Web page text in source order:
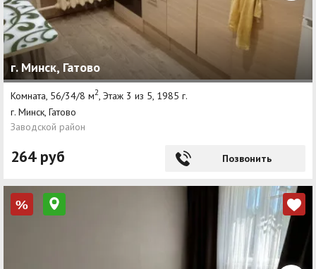
г. Минск, Гатово
Комната, 56/34/8 м2 , Этаж 3 из 5, 1985 г.
г. Минск, Гатово
Заводской район
264 руб Позвонить
%